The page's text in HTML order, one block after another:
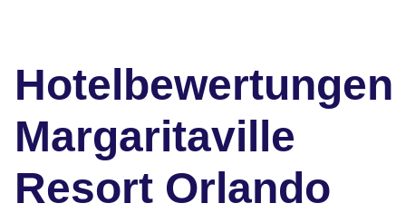
Hotelbewertungen
Margaritaville
Resort Orlando